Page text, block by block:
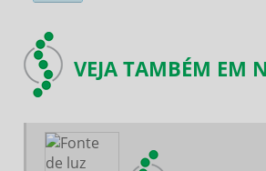
VEJA TAMBÉM EM